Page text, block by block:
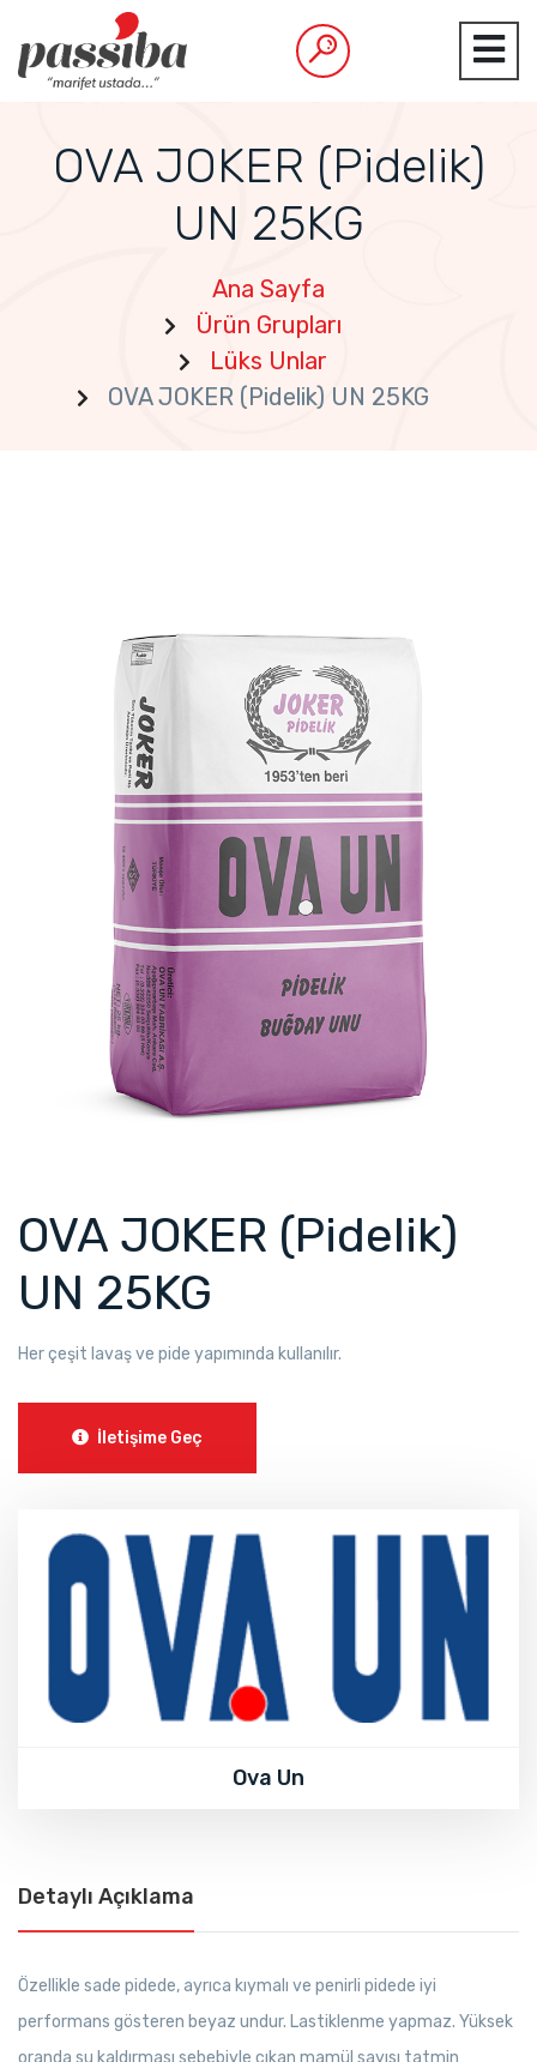
OVA JOKER (Pidelik)
UN 25KG
Ana Sayfa
Ürün Grupları
Lüks Unlar
OVA JOKER (Pidelik) UN 25KG
OVA JOKER (Pidelik)
UN 25KG
Her çeşit lavaş ve pide yapımında kullanılır.
İletişime Geç
Ova Un
Detaylı Açıklama
Özellikle sade pidede, ayrıca kıymalı ve penirli pidede iyi
performans gösteren beyaz undur. Lastiklenme yapmaz. Yüksek
oranda su kaldırması sebebiyle çıkan mamül sayısı tatmin